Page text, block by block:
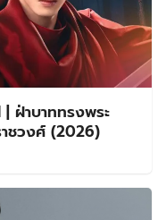
ฝ่าบาททรงพระ
ชวงศ์ (2026)